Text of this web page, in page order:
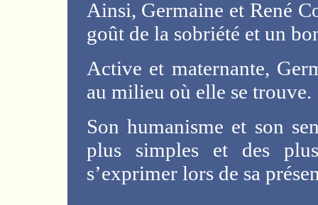
Ainsi, Germaine et René
goût de la sobriété et un
Active et maternante,
au milieu où elle se trouve.
Son humanisme et son
plus simples et des
s’exprimer lors de sa